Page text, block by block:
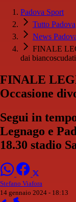
Padova Sport
Tutto Padova
News
FINALE
dai biancoscudati
FINALE
Occasione
Segui in
Legnago e
18.30 stadio
Stefano Viafora
14 gennaio 2024 - 18:13